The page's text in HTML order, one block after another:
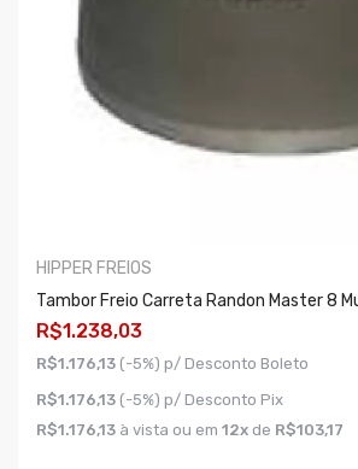
HIPPER FREIOS
Tambor Freio Carreta Randon Master 8
R$1.238,03
R$1.176,13 (-5%) p/ Desconto Boleto
R$1.176,13 (-5%) p/ Desconto Pix
R$1.176,13 à vista ou em 12x de R$103,17